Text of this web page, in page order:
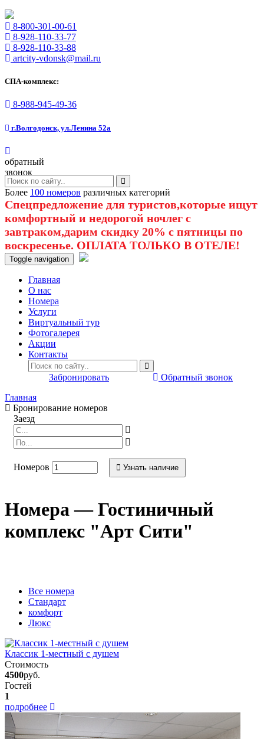
8-800-301-00-61
8-928-110-33-77
8-928-110-33-88
artcity-vdonsk@mail.ru
СПА-комплекс:
8-988-945-49-36
г.Волгодонск, ул.Ленина 52а
обратный
звонок
Более 100 номеров различных категорий
Спецпредложение для туристов,которые ищут
комфортный и недорогой ночлег с
завтраком,дарим скидку 20% с пятницы по
воскресенье. ОПЛАТА ТОЛЬКО В ОТЕЛЕ!
Toggle navigation
Главная
O нас
Номера
Услуги
Виртуальный тур
Фотогалерея
Акции
Контакты
Забронировать
Обратный звонок
Главная
Бронирование номеров
Заезд
Номеров Узнать наличие
Номера — Гостиничный
комплекс "Арт Сити"
Вcе номера
Стандарт
комфорт
Люкс
Классик 1-местный с душем
Стоимость
4500руб.
Гостей
1
подробнее